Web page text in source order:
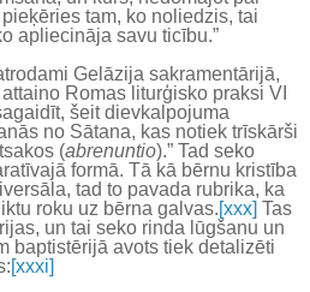
tam, ko noliedzis, tai
apliecināja savu ticību.”
Gelāzija sakramentārijā,
Romas liturģisko praksi VI
šeit dievkalpojuma
no Sātana, kas notiek trīskārši
(abrenuntio).” Tad seko
formā. Tā kā bērnu kristība
tad to pavada rubrika, ka
roku uz bērna galvas.[xxx] Tas
un tai seko rinda lūgšanu un
baptistērijā avots tiek detalizēti
[xxxi]